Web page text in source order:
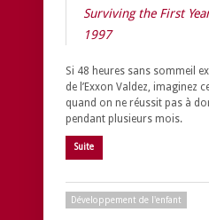
Surviving the First
1997
Si 48 heures sans sommeil
de l’Exxon Valdez, imaginez
quand on ne réussit pas à
pendant plusieurs mois.
Suite
Développement de l'enfant